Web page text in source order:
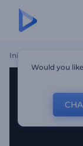
Início
Would you